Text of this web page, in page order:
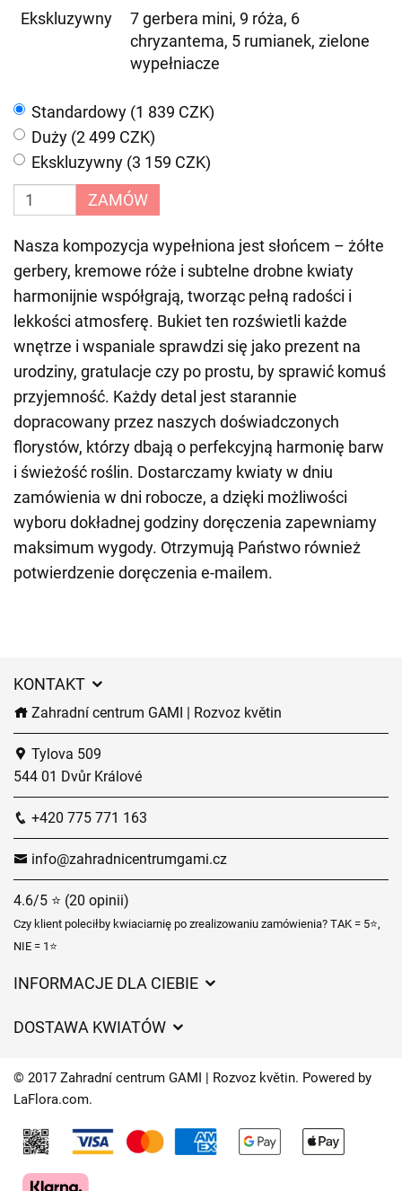
Ekskluzywny
7 gerbera mini, 9 róża, 6
chryzantema, 5 rumianek, zielone
wypełniacze
Standardowy (1 839 CZK)
Duży (2 499 CZK)
Ekskluzywny (3 159 CZK)
ZAMÓW
Nasza kompozycja wypełniona jest słońcem – żółte
gerbery, kremowe róże i subtelne drobne kwiaty
harmonijnie współgrają, tworząc pełną radości i
lekkości atmosferę. Bukiet ten rozświetli każde
wnętrze i wspaniale sprawdzi się jako prezent na
urodziny, gratulacje czy po prostu, by sprawić komuś
przyjemność. Każdy detal jest starannie
dopracowany przez naszych doświadczonych
florystów, którzy dbają o perfekcyjną harmonię barw
i świeżość roślin. Dostarczamy kwiaty w dniu
zamówienia w dni robocze, a dzięki możliwości
wyboru dokładnej godziny doręczenia zapewniamy
maksimum wygody. Otrzymują Państwo również
potwierdzenie doręczenia e-mailem.
KONTAKT
Zahradní centrum GAMI | Rozvoz květin
Tylova 509
544 01 Dvůr Králové
+420 775 771 163
info@zahradnicentrumgami.cz
4.6/5 ⭐ (20 opinii)
Czy klient poleciłby kwiaciarnię po zrealizowaniu zamówienia? TAK = 5⭐,
NIE = 1⭐
INFORMACJE DLA CIEBIE
Czasy dostawy kwiatów – przegląd możliwości
DOSTAWA KWIATÓW
Gdzie dostarczamy kwiaty
Kontakt
© 2017 Zahradní centrum GAMI | Rozvoz květin. Powered by
LaFlora.com.